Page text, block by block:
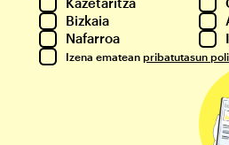
Bizkaia
Nafarroa
Izena ematean pribatutasun